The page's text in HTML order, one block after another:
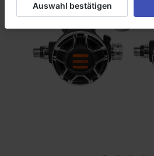
Auswahl bestätigen